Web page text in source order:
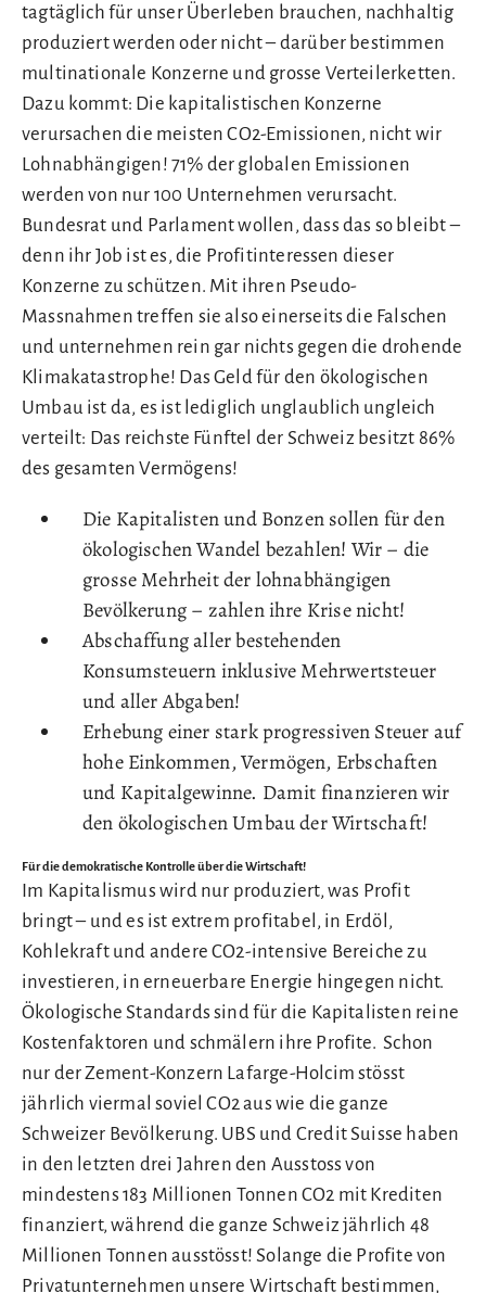
tagtäglich für unser Überleben brauchen, nachhaltig
produziert werden oder nicht – darüber bestimmen
multinationale Konzerne und grosse Verteilerketten.
Dazu kommt: Die kapitalistischen Konzerne
verursachen die meisten CO2-Emissionen, nicht wir
Lohnabhängigen! 71% der globalen Emissionen
werden von nur 100 Unternehmen verursacht.
Bundesrat und Parlament wollen, dass das so bleibt –
denn ihr Job ist es, die Profitinteressen dieser
Konzerne zu schützen. Mit ihren Pseudo-
Massnahmen treffen sie also einerseits die Falschen
und unternehmen rein gar nichts gegen die drohende
Klimakatastrophe! Das Geld für den ökologischen
Umbau ist da, es ist lediglich unglaublich ungleich
verteilt: Das reichste Fünftel der Schweiz besitzt 86%
des gesamten Vermögens!
Die Kapitalisten und Bonzen sollen für den
ökologischen Wandel bezahlen! Wir – die
grosse Mehrheit der lohnabhängigen
Bevölkerung – zahlen ihre Krise nicht!
Abschaffung aller bestehenden
Konsumsteuern inklusive Mehrwertsteuer
und aller Abgaben!
Erhebung einer stark progressiven Steuer auf
hohe Einkommen, Vermögen, Erbschaften
und Kapitalgewinne. Damit finanzieren wir
den ökologischen Umbau der Wirtschaft!
Für die demokratische Kontrolle über die Wirtschaft!
Im Kapitalismus wird nur produziert, was Profit
bringt – und es ist extrem profitabel, in Erdöl,
Kohlekraft und andere CO2-intensive Bereiche zu
investieren, in erneuerbare Energie hingegen nicht.
Ökologische Standards sind für die Kapitalisten reine
Kostenfaktoren und schmälern ihre Profite. Schon
nur der Zement-Konzern Lafarge-Holcim stösst
jährlich viermal soviel CO2 aus wie die ganze
Schweizer Bevölkerung. UBS und Credit Suisse haben
in den letzten drei Jahren den Ausstoss von
mindestens 183 Millionen Tonnen CO2 mit Krediten
finanziert, während die ganze Schweiz jährlich 48
Millionen Tonnen ausstösst! Solange die Profite von
Privatunternehmen unsere Wirtschaft bestimmen,